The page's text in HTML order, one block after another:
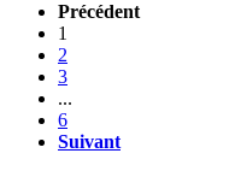
Précédent
1
2
3
...
6
Suivant